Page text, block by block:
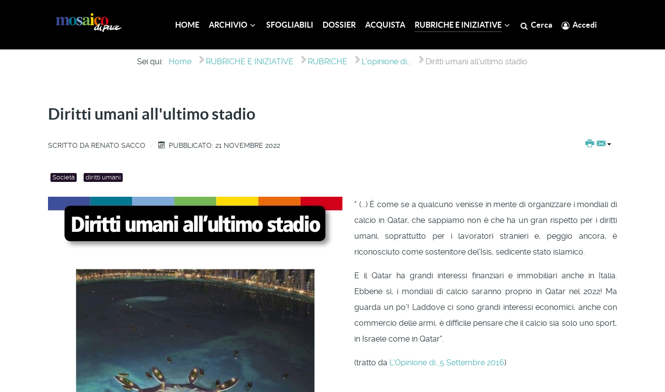
HOME ARCHIVIO SFOGLIABILI DOSSIER ACQUISTA RUBRICHE E INIZIATIVE Cerca Accedi
Sei qui: Home RUBRICHE E INIZIATIVE RUBRICHE L'opinione di... Diritti umani all'ultimo stadio
Diritti umani all'ultimo stadio
SCRITTO DA RENATO SACCO PUBBLICATO: 21 NOVEMBRE 2022
Società diritti umani
" (...) È come se a qualcuno venisse in mente di organizzare i mondiali di
calcio in Qatar, che sappiamo non è che ha un gran rispetto per i diritti
umani, soprattutto per i lavoratori stranieri e, peggio ancora, è
riconosciuto come sostenitore del’Isis, sedicente stato islamico.
E il Qatar ha grandi interessi finanziari e immobiliari anche in Italia.
Ebbene sì, i mondiali di calcio saranno proprio in Qatar nel 2022! Ma
guarda un po’! Laddove ci sono grandi interessi economici, anche con
commercio delle armi, è difficile pensare che il calcio sia solo uno sport,
in Israele come in Qatar".
(tratto da L'Opinione di...5 Settembre 2016)